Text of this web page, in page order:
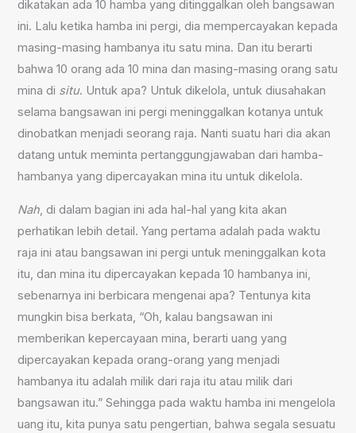
dikatakan ada 10 hamba yang ditinggalkan oleh bangsawan
ini. Lalu ketika hamba ini pergi, dia mempercayakan kepada
masing-masing hambanya itu satu mina. Dan itu berarti
bahwa 10 orang ada 10 mina dan masing-masing orang satu
mina di situ. Untuk apa? Untuk dikelola, untuk diusahakan
selama bangsawan ini pergi meninggalkan kotanya untuk
dinobatkan menjadi seorang raja. Nanti suatu hari dia akan
datang untuk meminta pertanggungjawaban dari hamba-
hambanya yang dipercayakan mina itu untuk dikelola.
Nah, di dalam bagian ini ada hal-hal yang kita akan
perhatikan lebih detail. Yang pertama adalah pada waktu
raja ini atau bangsawan ini pergi untuk meninggalkan kota
itu, dan mina itu dipercayakan kepada 10 hambanya ini,
sebenarnya ini berbicara mengenai apa? Tentunya kita
mungkin bisa berkata, “Oh, kalau bangsawan ini
memberikan kepercayaan mina, berarti uang yang
dipercayakan kepada orang-orang yang menjadi
hambanya itu adalah milik dari raja itu atau milik dari
bangsawan itu.” Sehingga pada waktu hamba ini mengelola
uang itu, kita punya satu pengertian, bahwa segala sesuatu